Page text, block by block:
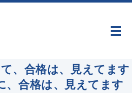
メ
、合格は、見えてます
、合格は、見えてます